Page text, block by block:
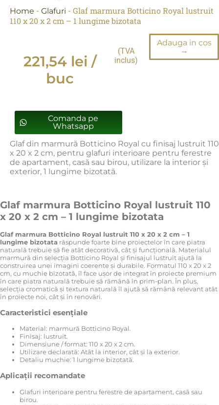
Home - Glafuri - Glaf marmura Botticino Royal lustruit
110 x 20 x 2 cm – 1 lungime bizotata
221,54 lei /
buc
(TVA
inclus)
Adauga in cos
→
Comanda pe
Whatsapp
Glaf din marmură Botticino Royal cu finisaj lustruit 110
x 20 x 2 cm, pentru glafuri interioare pentru ferestre
de apartament, casă sau birou, utilizare la interior și
exterior, 1 lungime bizotată.
Glaf marmura Botticino Royal lustruit 110
x 20 x 2 cm – 1 lungime bizotata
Glaf marmura Botticino Royal lustruit 110 x 20 x 2 cm – 1
lungime bizotata răspunde foarte bine proiectelor în care piatra
naturală trebuie să fie atât decorativă, cât și funcțională. Materialul
marmură din selecția Botticino Royal și finisajul lustruit ajută la
construirea unei imagini coerente și durabile. Formatul 110 x 20 x 2
cm, cu muchie bizotată, îl face ușor de integrat în proiecte premium
în care piatra naturală trebuie să rămână în prim-plan. În plus,
selecția cromatică și textura naturală îl ajută să rămână relevant atât
în proiecte noi, cât și în renovări.
Caracteristici esențiale
Material: marmură Botticino Royal.
Finisaj: lustruit.
Dimensiune / format: 110 x 20 x 2 cm.
Utilizare declarată: Atât la interior, cât și la exterior.
Detaliu muchie: 1 lungime bizotată.
Aplicații recomandate
Glafuri interioare pentru ferestre de apartament, casă sau
birou.